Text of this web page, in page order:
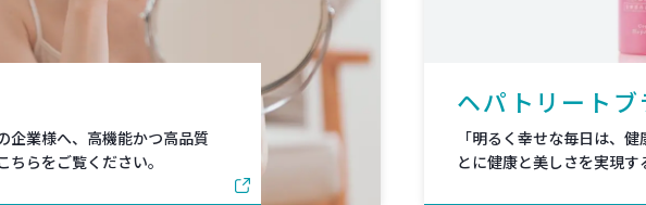
企業様へ、高機能かつ高品質
らをご覧ください。
ヘパトリート
「明るく幸せな毎日は、
とに健康と美しさを実現